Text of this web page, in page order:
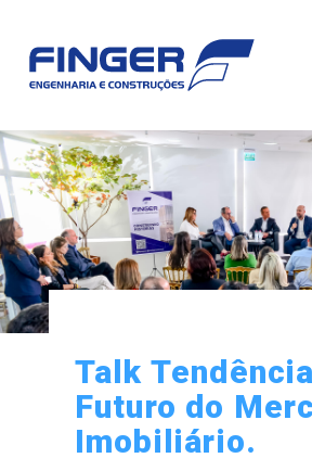
Talk
Futuro do
Imobiliário.